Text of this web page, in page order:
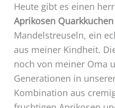
Heute gibt es einen
Aprikosen Quarkkuchen
Mandelstreuseln, ein
aus meiner Kindheit.
noch von meiner Oma
Generationen in
Kombination aus